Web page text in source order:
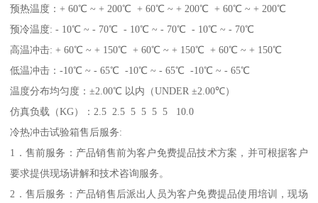
预热温度：+ 60℃ ~ + 200℃ + 60℃ ~ + 200℃ + 60℃ ~ + 200℃
预冷温度: - 10℃ ~ - 70℃ - 10℃ ~ - 70℃ - 10℃ ~ - 70℃
高温冲击: + 60℃ ~ + 150℃ + 60℃ ~ + 150℃ + 60℃ ~ + 150℃
低温冲击：-10℃ ~ - 65℃ -10℃ ~ - 65℃ -10℃ ~ - 65℃
温度分布均匀度：±2.00℃ 以内（UNDER ±2.00℃）
仿真负载（KG）：2.5 2.5 5 5 5 5 10.0
冷热冲击试验箱售后服务:
1．售前服务：产品销售前为客户免费提品技术方案，并可根据客户
要求提供现场讲解和技术咨询服务。
2．售后服务：产品销售后派出人员为客户免费提品使用培训，现场